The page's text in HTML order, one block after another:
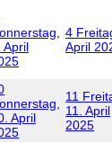
April
4
April
April
11
11. April
2025